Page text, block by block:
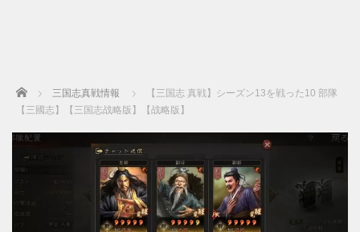
Home 三国志真戦情報
【三国志 真戦】シーズン13を戦った10 部隊
【三國志】【三国志战略版】【战略版】